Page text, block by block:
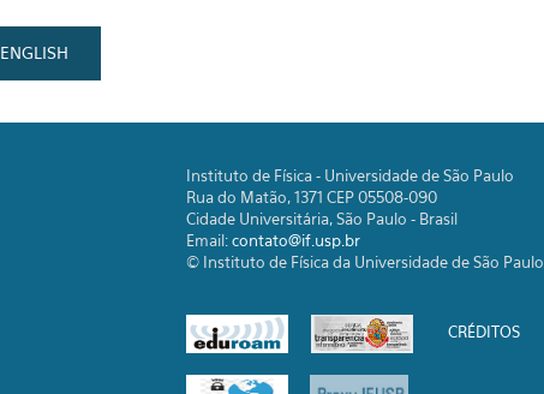
ENGLISH
Instituto de Física - Universidade de São Paulo
Rua do Matão, 1371 CEP 05508-090
Cidade Universitária, São Paulo - Brasil
Email:contato@if.usp.br
© Instituto de Física da Universidade de São Paulo
CRÉDITOS